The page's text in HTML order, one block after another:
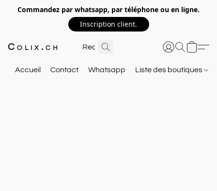
Commandez par whatsapp, par téléphone ou en ligne.
Inscription client.
Colix.ch
Accueil Contact Whatsapp Liste des boutiques